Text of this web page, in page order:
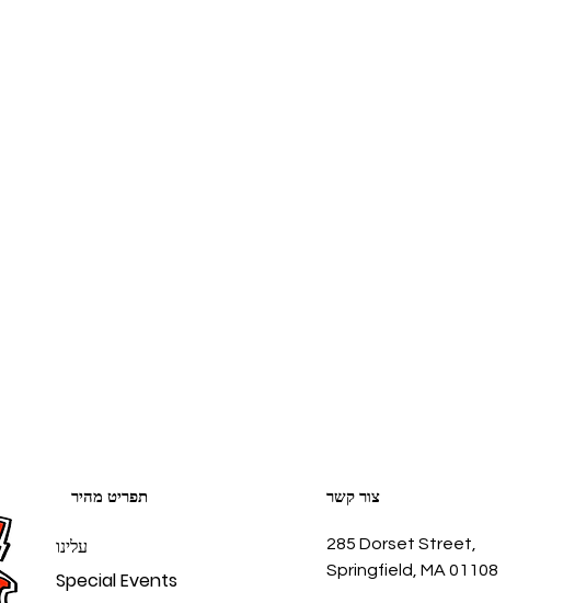
תפריט מהיר
עלינו
Special Events
צור קשר
285 Dorset Street,
Springfield, MA 01108